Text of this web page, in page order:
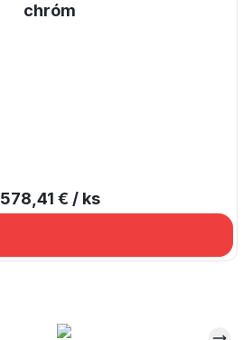
chróm
578,41 € / ks